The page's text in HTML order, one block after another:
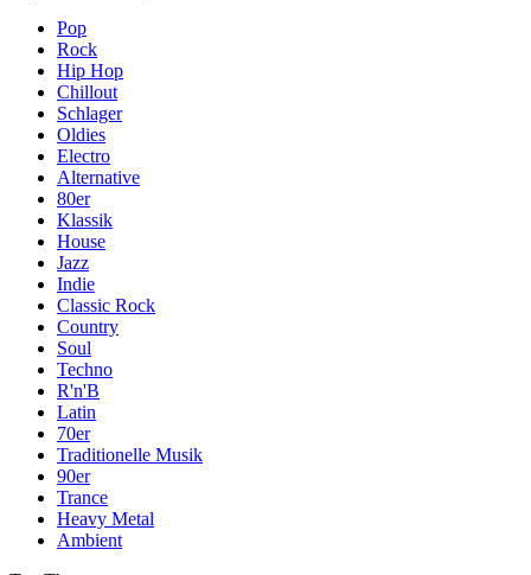
Pop
Rock
Hip Hop
Chillout
Schlager
Oldies
Electro
Alternative
80er
Klassik
House
Jazz
Indie
Classic Rock
Country
Soul
Techno
R'n'B
Latin
70er
Traditionelle Musik
90er
Trance
Heavy Metal
Ambient